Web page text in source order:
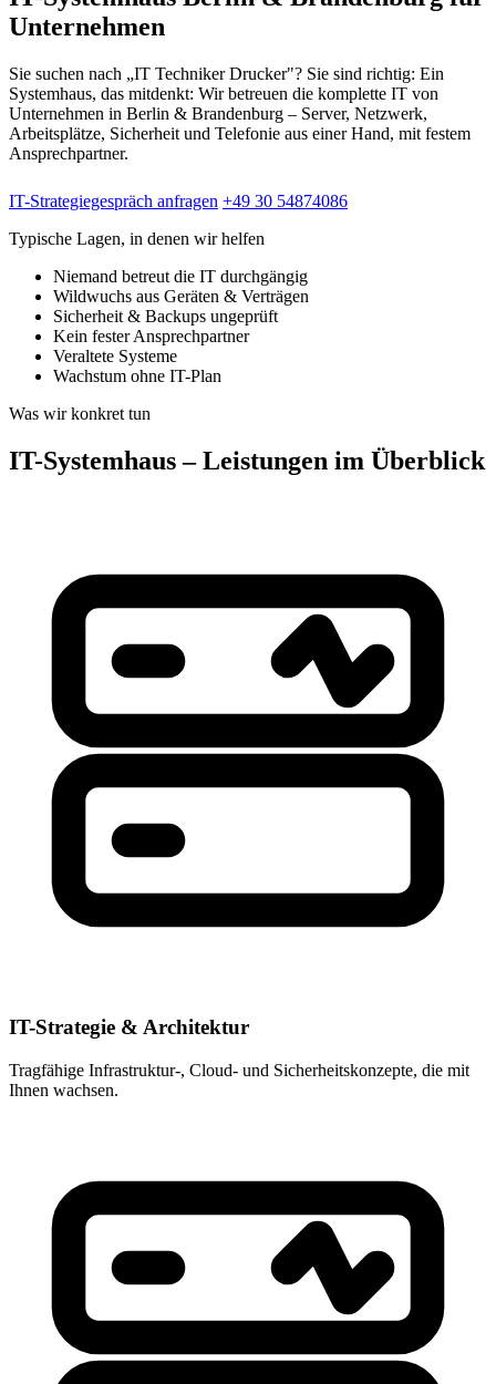
Unternehmen
Sie suchen nach „IT Techniker Drucker"? Sie sind richtig: Ein
Systemhaus, das mitdenkt: Wir betreuen die komplette IT von
Unternehmen in Berlin & Brandenburg – Server, Netzwerk,
Arbeitsplätze, Sicherheit und Telefonie aus einer Hand, mit festem
Ansprechpartner.
IT-Strategiegespräch anfragen +49 30 54874086
Typische Lagen, in denen wir helfen
Niemand betreut die IT durchgängig
Wildwuchs aus Geräten & Verträgen
Sicherheit & Backups ungeprüft
Kein fester Ansprechpartner
Veraltete Systeme
Wachstum ohne IT-Plan
Was wir konkret tun
IT-Systemhaus – Leistungen im Überblick
IT-Strategie & Architektur
Tragfähige Infrastruktur-, Cloud- und Sicherheitskonzepte, die mit
Ihnen wachsen.